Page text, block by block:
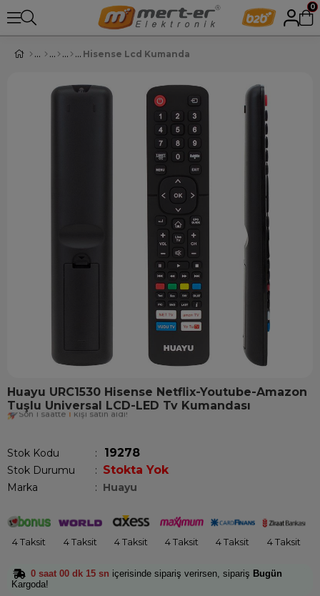
0
Hisense Lcd Kumanda
Huayu URC1530 Hisense Netflix-Youtube-Amazon
Tuşlu Universal LCD-LED Tv Kumandası
Son 1 saatte 1 kişi satın aldı!
Stok Kodu 19278
Stok Durumu : Stokta Yok
Marka : Huayu
4 Taksit 4 Taksit 4 Taksit 4 Taksit 4 Taksit 4 Taksit
0 saat 00 dk 15 sn içerisinde sipariş verirsen, sipariş Bugün
Kargoda!